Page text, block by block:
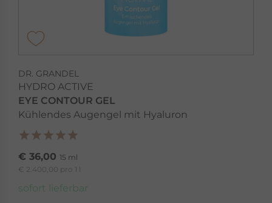
DR. GRANDEL
HYDRO ACTIVE
EYE CONTOUR GEL
Kühlendes Augengel mit Hyaluron
€ 36,00 15 ml
€ 2.400,00 pro 1 l
sofort lieferbar